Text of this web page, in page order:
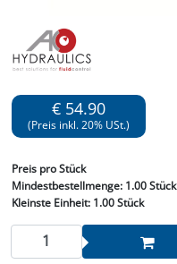
€ 54.90
(Preis inkl. 20% USt.)
Preis pro Stück
Mindestbestellmenge: 1.00 Stück
Kleinste Einheit:1.00 Stück